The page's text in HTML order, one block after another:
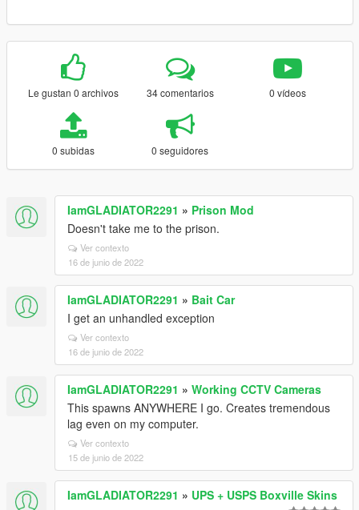
Le gustan 0 archivos 34 comentarios 0 vídeos
0 subidas 0 seguidores
IamGLADIATOR2291 » Prison Mod
Doesn't take me to the prison.
Ver contexto
16 de junio de 2022
IamGLADIATOR2291 » Bait Car
I get an unhandled exception
Ver contexto
16 de junio de 2022
IamGLADIATOR2291 » Working CCTV Cameras
This spawns ANYWHERE I go. Creates tremendous
lag even on my computer.
Ver contexto
15 de junio de 2022
IamGLADIATOR2291 » UPS + USPS Boxville Skins